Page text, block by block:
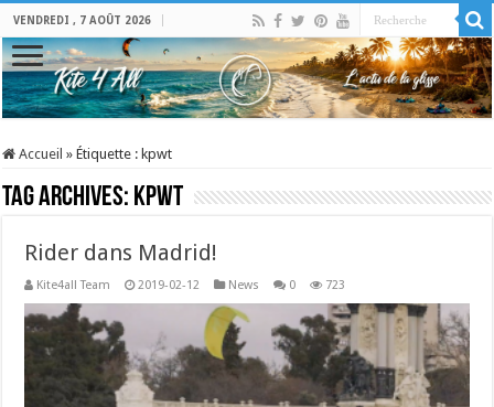
VENDREDI , 7 AOÛT 2026
Accueil » Étiquette : kpwt
Tag Archives: kpwt
Rider dans Madrid!
Kite4all Team 2019-02-12 News 0 723